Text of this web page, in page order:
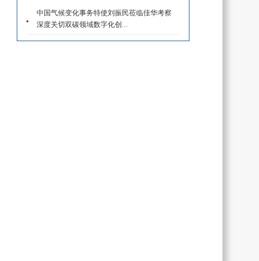
中国气候变化事务特使刘振民莅临佳华考察
深度关切双碳领域数字化创...